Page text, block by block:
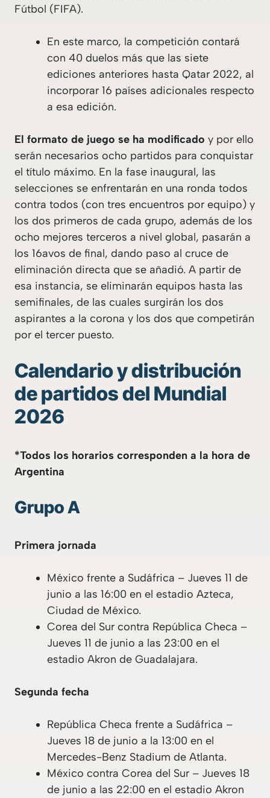
Fútbol (FIFA).
En este marco, la competición contará
con 40 duelos más que las siete
ediciones anteriores hasta Qatar 2022, al
incorporar 16 países adicionales respecto
a esa edición.
El formato de juego se ha modificado y por ello
serán necesarios ocho partidos para conquistar
el título máximo. En la fase inaugural, las
selecciones se enfrentarán en una ronda todos
contra todos (con tres encuentros por equipo) y
los dos primeros de cada grupo, además de los
ocho mejores terceros a nivel global, pasarán a
los 16avos de final, dando paso al cruce de
eliminación directa que se añadió. A partir de
esa instancia, se eliminarán equipos hasta las
semifinales, de las cuales surgirán los dos
aspirantes a la corona y los dos que competirán
por el tercer puesto.
Calendario y distribución
de partidos del Mundial
2026
*Todos los horarios corresponden a la hora de
Argentina
Grupo A
Primera jornada
México frente a Sudáfrica – Jueves 11 de
junio a las 16:00 en el estadio Azteca,
Ciudad de México.
Corea del Sur contra República Checa –
Jueves 11 de junio a las 23:00 en el
estadio Akron de Guadalajara.
Segunda fecha
República Checa frente a Sudáfrica –
Jueves 18 de junio a la 13:00 en el
Mercedes-Benz Stadium de Atlanta.
México contra Corea del Sur – Jueves 18
de junio a las 22:00 en el estadio Akron